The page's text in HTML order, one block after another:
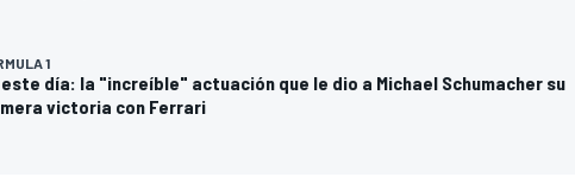
1
este día: la "increíble" actuación que le dio a Michael Schumacher su
victoria con Ferrari